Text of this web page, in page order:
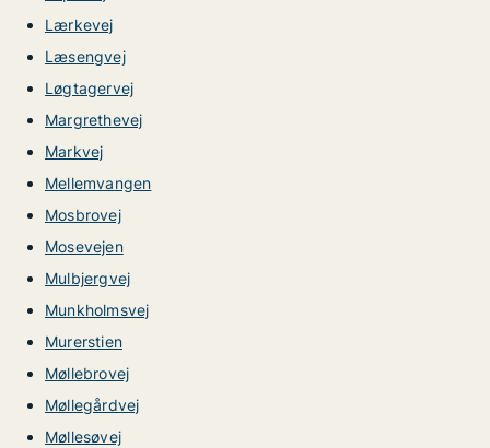
Lærkevej
Læsengvej
Løgtagervej
Margrethevej
Markvej
Mellemvangen
Mosbrovej
Mosevejen
Mulbjergvej
Munkholmsvej
Murerstien
Møllebrovej
Møllegårdvej
Møllesøvej